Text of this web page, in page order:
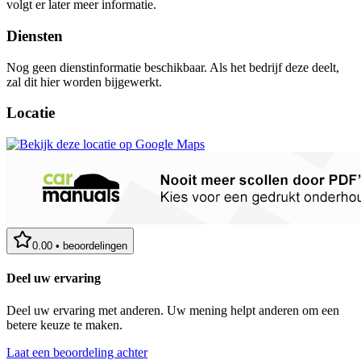
volgt er later meer informatie.
Diensten
Nog geen dienstinformatie beschikbaar. Als het bedrijf deze deelt,
zal dit hier worden bijgewerkt.
Locatie
0.00 • beoordelingen
Deel uw ervaring
Deel uw ervaring met anderen. Uw mening helpt anderen om een
betere keuze te maken.
Laat een beoordeling achter